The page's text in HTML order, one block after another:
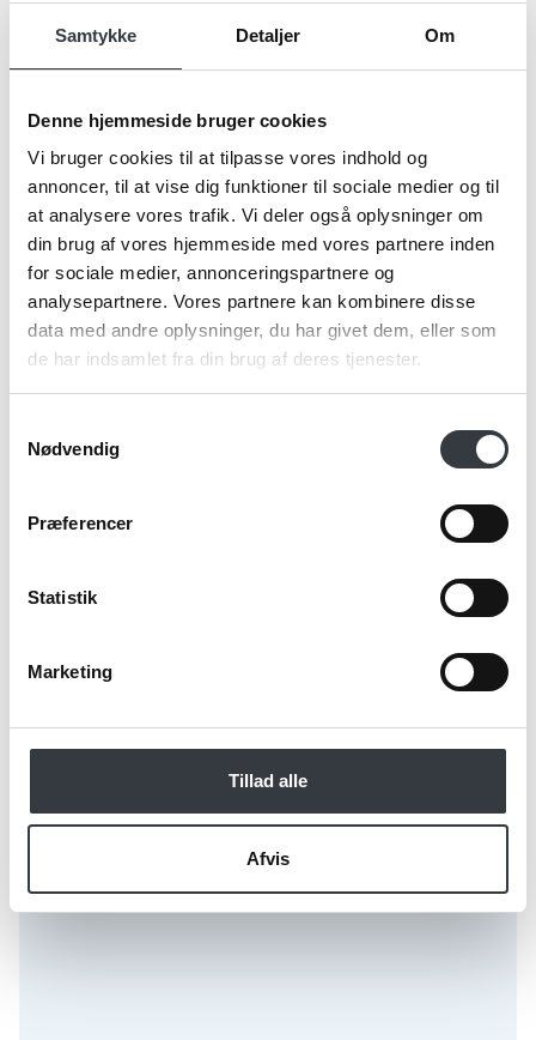
Samtykke Detaljer Om
Denne hjemmeside bruger cookies
Vi bruger cookies til at tilpasse vores indhold og
annoncer, til at vise dig funktioner til sociale medier og til
at analysere vores trafik. Vi deler også oplysninger om
din brug af vores hjemmeside med vores partnere inden
for sociale medier, annonceringspartnere og
analysepartnere. Vores partnere kan kombinere disse
data med andre oplysninger, du har givet dem, eller som
de har indsamlet fra din brug af deres tjenester.
Nødvendig
Præferencer
Statistik
Marketing
Tillad alle
Afvis
VIVA Nina Te Krus i Mørkgrå
71059588
2 x 25 cl
Se mere
VIVA Cortica Glas Tekrus med Kork